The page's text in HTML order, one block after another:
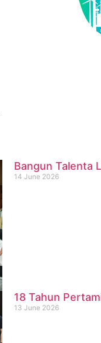
Bangun Talenta
14 June 2026
18 Tahun
13 June 2026